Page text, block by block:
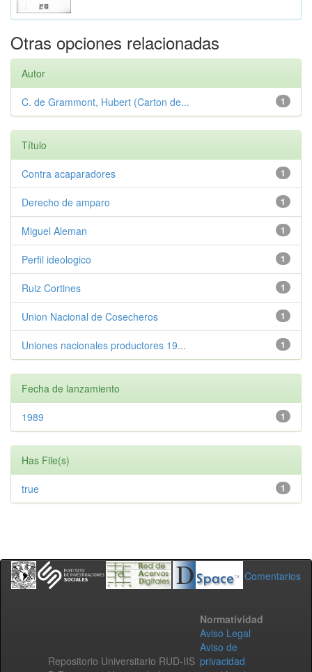
Otras opciones relacionadas
Autor
1
C. de Grammont, Hubert (Carton de...
Título
1
Contra acaparadores
1
Derecho de amparo
1
Miguel Aleman
1
Perfil ideologico
1
Ruiz Cortines
1
Union Nacional de Cosecheros
1
Uniones nacionales productores 19...
Fecha de lanzamiento
1
1989
Has File(s)
1
true
Comentarios
Repositorio Universitario RUD-IIS
Normatividad
Aviso Legal
Aviso de
privacidad